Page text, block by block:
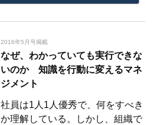
2016年5月号掲載
なぜ、わかっていても実行できな
いのか 知識を行動に変えるマネ
ジメント
社員は1人1人優秀で、何をすべき
か理解している。しかし、組織で